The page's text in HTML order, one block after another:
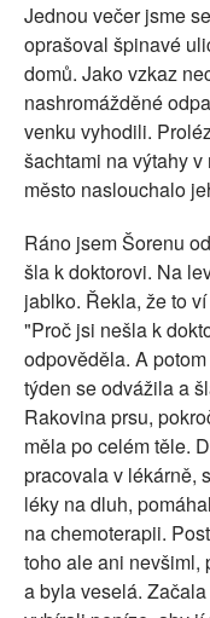
Jednou večer jsme
oprašoval špinavé
domů. Jako vzkaz
nashromážděné
venku vyhodili.
šachtami na výtahy
město naslouchalo
Ráno jsem Šorenu
šla k doktorovi. Na
jablko. Řekla, že to
"Proč jsi nešla k
odpověděla. A
týden se odvážila a
Rakovina prsu,
měla po celém těle.
pracovala v lékárně,
léky na dluh,
na chemoterapii.
toho ale ani nevšiml,
a byla veselá.